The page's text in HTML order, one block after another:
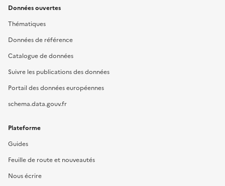
Données ouvertes
Thématiques
Données de référence
Catalogue de données
Suivre les publications des données
Portail des données européennes
schema.data.gouv.fr
Plateforme
Guides
Feuille de route et nouveautés
Nous écrire